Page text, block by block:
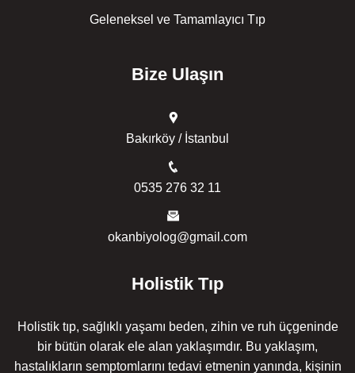
Geleneksel ve Tamamlayıcı Tıp
Bize Ulaşın
Bakırköy / İstanbul
0535 276 32 11
okanbiyolog@gmail.com
Holistik Tıp
Holistik tıp, sağlıklı yaşamı beden, zihin ve ruh üçgeninde
bir bütün olarak ele alan yaklaşımdır. Bu yaklaşım,
hastalıkların semptomlarını tedavi etmenin yanında, kişinin